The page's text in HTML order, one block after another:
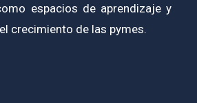
espacios de aprendizaje y
crecimiento de las pymes.